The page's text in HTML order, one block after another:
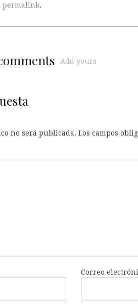
permalink.
Add yours
no será publicada. Los campos
Correo